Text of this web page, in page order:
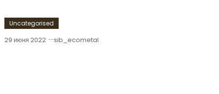
Uncategorised
29 июня 2022 sib_ecometal